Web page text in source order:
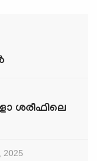
ശരീഫിലെ
2025